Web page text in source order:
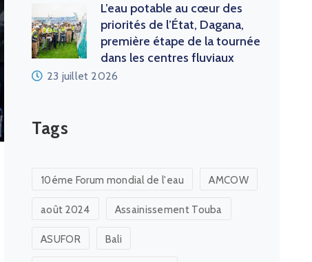
L’eau potable au cœur des
priorités de l’État, Dagana,
première étape de la tournée
dans les centres fluviaux
23 juillet 2026
Tags
10éme Forum mondial de l'eau AMCOW
août 2024 Assainissement Touba
ASUFOR Bali